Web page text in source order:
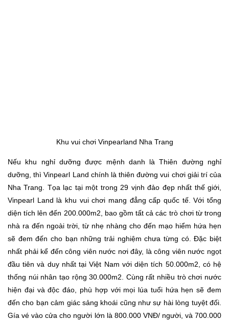
Khu vui chơi Vinpearland Nha Trang
Nếu khu nghỉ dưỡng được mệnh danh là Thiên đường nghỉ
dưỡng, thì Vinpearl Land chính là thiên đường vui chơi giải trí của
Nha Trang. Tọa lạc tại một trong 29 vịnh đảo đẹp nhất thế giới,
Vinpearl Land là khu vui chơi mang đẳng cấp quốc tế. Với tổng
diện tích lên đến 200.000m2, bao gồm tất cả các trò chơi từ trong
nhà ra đến ngoài trời, từ nhẹ nhàng cho đến mạo hiểm hứa hẹn
sẽ đem đến cho bạn những trải nghiệm chưa từng có. Đặc biệt
nhất phải kể đến công viên nước nơi đây, là công viên nước ngọt
đầu tiên và duy nhất tại Việt Nam với diện tích 50.000m2, có hệ
thống núi nhân tạo rộng 30.000m2. Cùng rất nhiều trò chơi nước
hiện đại và độc đáo, phù hợp với mọi lúa tuổi hứa hẹn sẽ đem
đến cho bạn cảm giác sảng khoái cũng như sự hài lòng tuyệt đối.
Gía vé vào cửa cho người lớn là 800.000 VNĐ/ người, và 700.000